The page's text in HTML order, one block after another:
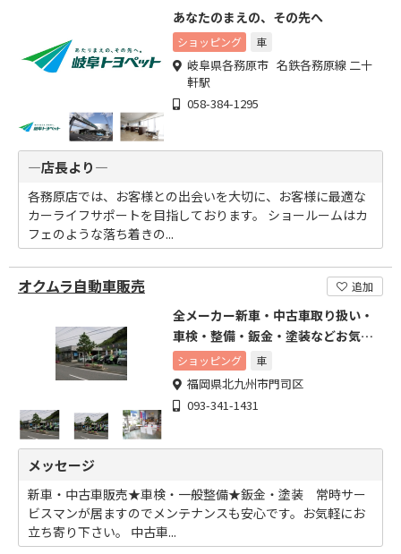
あなたのまえの、その先へ
ショッピング 車
岐阜県各務原市 名鉄各務原線 二十
軒駅
058-384-1295
―店長より―
各務原店では、お客様との出会いを大切に、お客様に最適な
カーライフサポートを目指しております。 ショールームはカ
フェのような落ち着きの...
オクムラ自動車販売 追加
全メーカー新車・中古車取り扱い・
車検・整備・鈑金・塗装などお気軽
にショッピング 車
福岡県北九州市門司区
093-341-1431
メッセージ
新車・中古車販売★車検・一般整備★鈑金・塗装 常時サー
ビスマンが居ますのでメンテナンスも安心です。お気軽にお
立ち寄り下さい。 中古車...